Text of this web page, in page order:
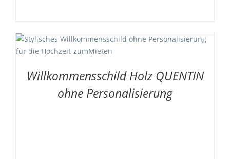
Willkommensschild Holz QUENTIN
ohne Personalisierung